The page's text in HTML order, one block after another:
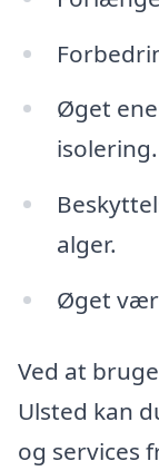
Øget
isolering.
alger.
Øget
Ved at
Ulsted kan
og services